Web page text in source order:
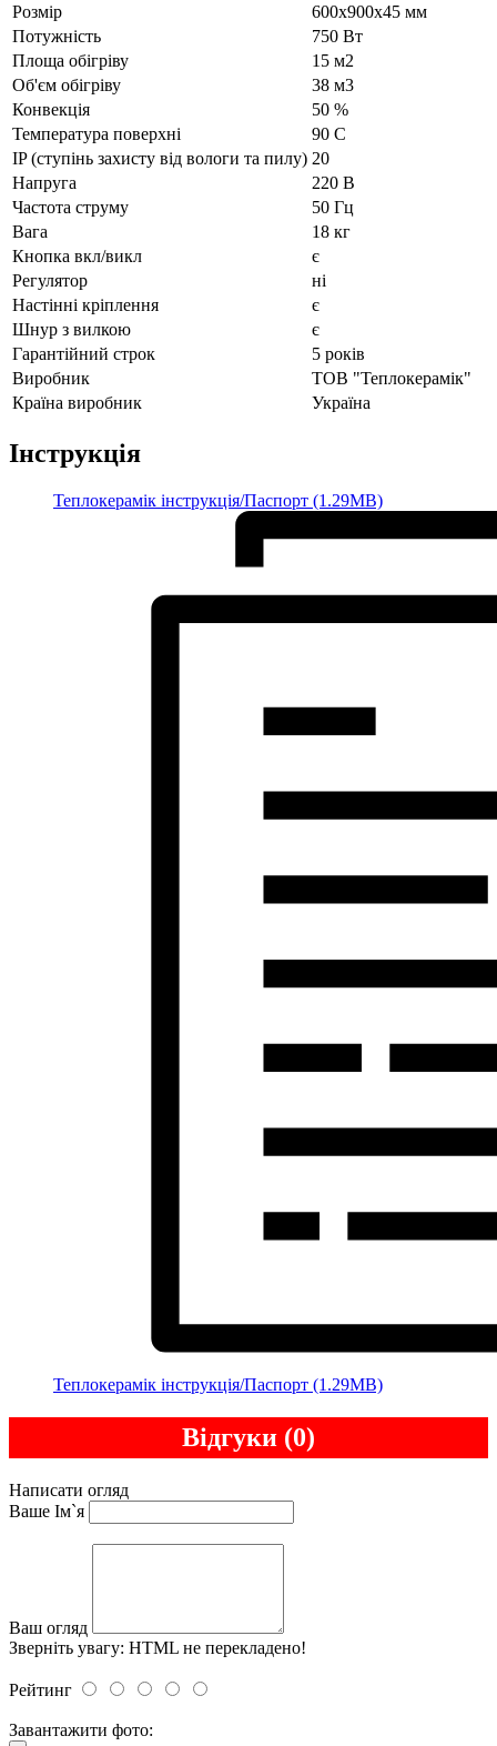
Рoзмір
600х900х45 мм
Потужність
750 Вт
Площа обігріву
15 м2
Об'єм обігріву
38 м3
Конвекція
50 %
Температура поверхні
90 С
IP (ступінь захисту від вологи та пилу) 20
Напруга
220 В
Частота струму
50 Гц
Вага
18 кг
Кнопка вкл/викл
є
Регулятор
ні
Настінні кріплення
є
Шнур з вилкою
є
Гарантійний строк
5 років
Виробник
ТОВ "Теплокерамік"
Країна виробник
Україна
Інструкція
Теплокерамік інструкція/Паспорт (1.29MB)
Теплокерамік інструкція/Паспорт (1.29MB)
Відгуки (0)
Написати огляд
Ваше Ім`я
Ваш огляд
Зверніть увагу: HTML не перекладено!
Рейтинг
Завантажити фото: